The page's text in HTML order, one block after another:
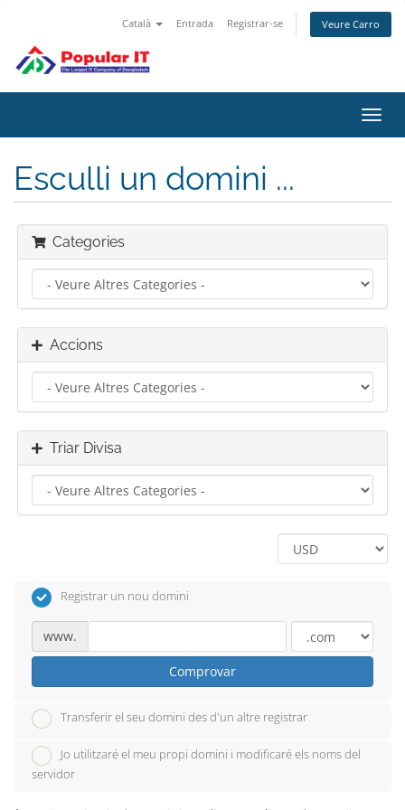
Català Entrada Registrar-se Veure Carro
la
Esculli un domini ...
Categories
Accions
Triar Divisa
Registrar un nou domini
www.
Comprovar
Transferir el seu domini des d'un altre registrar
Jo utilitzaré el meu propi domini i modificaré els noms del
servidor